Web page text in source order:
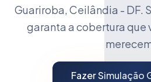
Guariroba, Ceilândia - DF.
garanta a cobertura que
Fazer Simulação